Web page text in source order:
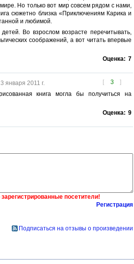
Но только вот мир совсем рядом с нами,
сюжетно близка «Приключениям Карика и
и любимой.
Во взрослом возрасте перечитывать,
соображений, а вот читать впервые
Оценка: 7
[ 3 ]
января 2011 г.
книга могла бы получиться на
Оценка: 9
посетители!
Регистрация
Подписаться на отзывы о произведении